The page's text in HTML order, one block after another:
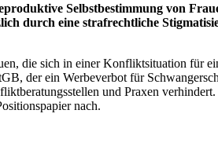
Selbstbestimmung von
durch eine strafrechtliche
die sich in einer Konfliktsituation für
der ein Werbeverbot für
und Praxen
nach.